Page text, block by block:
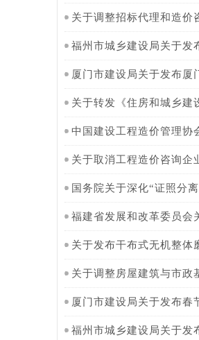
关于调整招标代理和造价
福州市城乡建设局关于发
厦门市建设局关于发布厦
关于转发《住房和城乡建
中国建设工程造价管理协
关于取消工程造价咨询企
国务院关于深化“证照分
福建省发展和改革委员会
关于发布干布式无机整体
关于调整房屋建筑与市政
厦门市建设局关于发布春
福州市城乡建设局关于发